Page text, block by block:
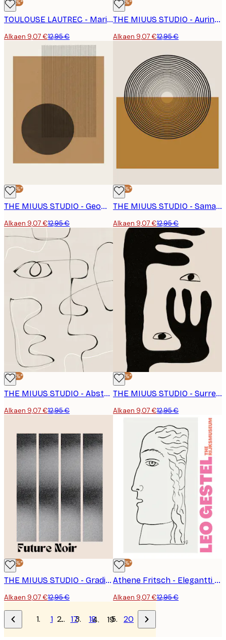
-30%*
TOULOUSE LAUTREC - Marin (ca. 1879–1880) Juliste
Alkaen 9,07 €12,95 €
-30%*
THE MIUUS STUDIO - Auringon Aaltomuodot Juliste
Alkaen 9,07 €12,95 €
-30%*
THE MIUUS STUDIO - Geometric Harmony No3 Juliste
Alkaen 9,07 €12,95 €
-30%*
THE MIUUS STUDIO - Samankeskiset Heijastukset Juliste
Alkaen 9,07 €12,95 €
-30%*
THE MIUUS STUDIO - Abstrakti Kasvomaisema Juliste
Alkaen 9,07 €12,95 €
-30%*
THE MIUUS STUDIO - Surrealistinen Katse Juliste
Alkaen 9,07 €12,95 €
-30%*
THE MIUUS STUDIO - Gradientti Pylväät Juliste
Alkaen 9,07 €12,95 €
-30%*
Athene Fritsch - Elegantti Profiililuonnos Juliste
Alkaen 9,07 €12,95 €
1 … 17 18 19 20